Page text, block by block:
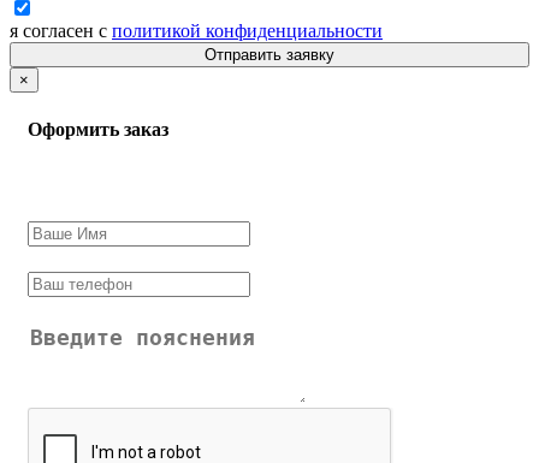
я согласен с политикой конфиденциальности
Отправить заявку
×
Оформить заказ